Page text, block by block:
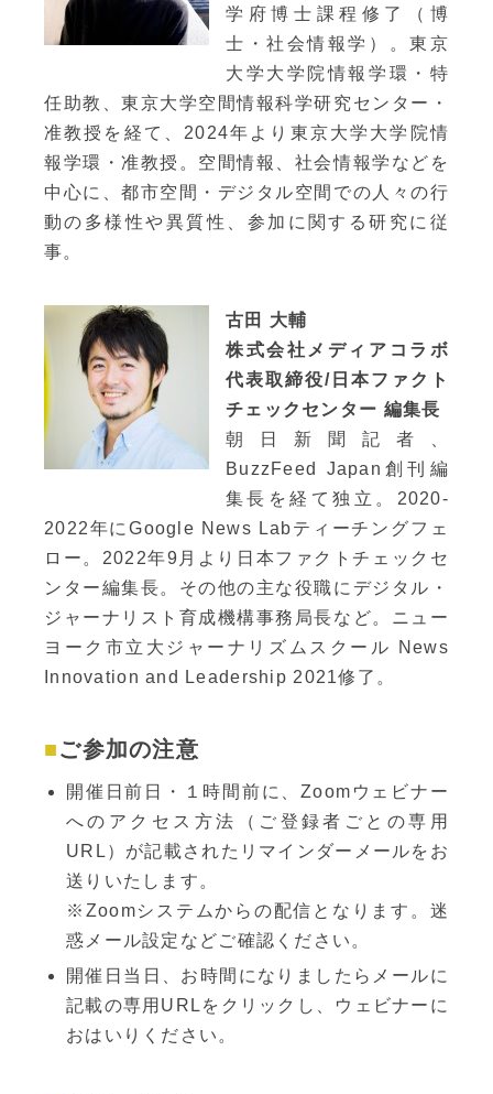
学府博士課程修了（博
士・社会情報学）。東京
大学大学院情報学環・特
任助教、東京大学空間情報科学研究センター・
准教授を経て、2024年より東京大学大学院情
報学環・准教授。空間情報、社会情報学などを
中心に、都市空間・デジタル空間での人々の行
動の多様性や異質性、参加に関する研究に従
事。
古田 大輔
株式会社メディアコラボ
代表取締役/日本ファクト
チェックセンター 編集長
朝日新聞記者、
BuzzFeed Japan創刊編
集長を経て独立。2020-
2022年にGoogle News Labティーチングフェ
ロー。2022年9月より日本ファクトチェックセ
ンター編集長。その他の主な役職にデジタル・
ジャーナリスト育成機構事務局長など。ニュー
ヨーク市立大ジャーナリズムスクール News
Innovation and Leadership 2021修了。
ご参加の注意
開催日前日・１時間前に、Zoomウェビナー
へのアクセス方法（ご登録者ごとの専用
URL）が記載されたリマインダーメールをお
送りいたします。
※Zoomシステムからの配信となります。迷
惑メール設定などご確認ください。
開催日当日、お時間になりましたらメールに
記載の専用URLをクリックし、ウェビナーに
おはいりください。